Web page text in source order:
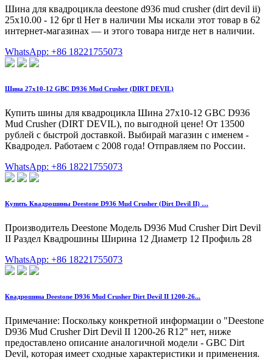
Шина для квадроцикла deestone d936 mud crusher (dirt devil ii)
25x10.00 - 12 6pr tl Нет в наличии Мы искали этот товар в 62
интернет-магазинах — и этого товара нигде нет в наличии.
WhatsApp: +86 18221755073
Шина 27x10-12 GBC D936 Mud Crusher (DIRT DEVIL)
Купить шины для квадроцикла Шина 27x10-12 GBC D936
Mud Crusher (DIRT DEVIL), по выгодной цене! От 13500
рублей с быстрой доставкой. Выбирай магазин с именем -
Квадродел. Работаем с 2008 года! Отправляем по России.
WhatsApp: +86 18221755073
Купить Квадрошины Deestone D936 Mud Crusher (Dirt Devil II) …
Производитель Deestone Модель D936 Mud Crusher Dirt Devil
II Раздел Квадрошины Ширина 12 Диаметр 12 Профиль 28
WhatsApp: +86 18221755073
Квадрошина Deestone D936 Mud Crusher Dirt Devil II 1200-26...
Примечание: Поскольку конкретной информации о "Deestone
D936 Mud Crusher Dirt Devil II 1200-26 R12" нет, ниже
предоставлено описание аналогичной модели - GBC Dirt
Devil, которая имеет сходные характеристики и применения.